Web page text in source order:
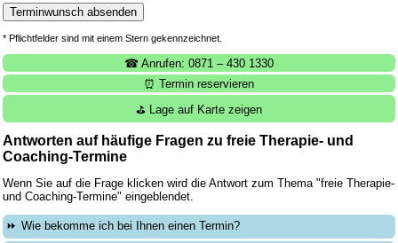
* Pflichtfelder sind mit einem Stern gekennzeichnet.
☎ Anrufen: 0871 – 430 1330
⏰ Termin reservieren
⛳ Lage auf Karte zeigen
Antworten auf häufige Fragen zu freie Therapie- und
Coaching-Termine
Wenn Sie auf die Frage klicken wird die Antwort zum Thema "freie Therapie-
und Coaching-Termine" eingeblendet.
Wie bekomme ich bei Ihnen einen Termin?